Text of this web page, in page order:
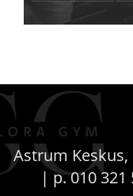
Astrum Keskus,
| p. 010